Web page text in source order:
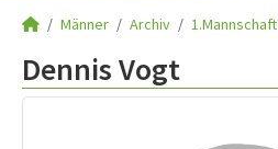
Männer Archiv 1.Mannschaft
Dennis Vogt